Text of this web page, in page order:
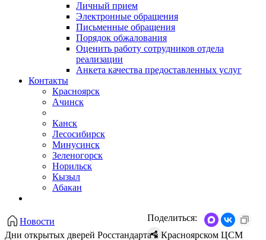
Личный прием
Электронные обращения
Письменные обращения
Порядок обжалования
Оценить работу сотрудников отдела
реализации
Анкета качества предоставленных услуг
Контакты
Красноярск
Ачинск
Канск
Лесосибирск
Минусинск
Зеленогорск
Норильск
Кызыл
Абакан
Новости
Дни открытых дверей Росстандарта в Красноярском ЦСМ
Поделиться: